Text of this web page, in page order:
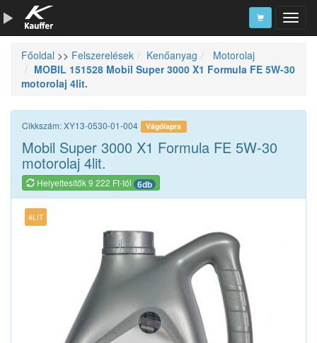
Szerszámkatalógus
Kosár
Alkatrészek
Főoldal >> Felszerelések Kenőanyag
Motorolaj
MOBIL 151528 Mobil Super 3000 X1 Formula FE 5W-30
motorolaj 4lit.
Cikkszám: XY13-0530-01-004 Vágólapra
Mobil Super 3000 X1 Formula FE 5W-30
motorolaj 4lit.
Helyettesítők 9 222 Ft-tól 6db
4LIT